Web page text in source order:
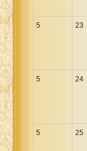
5 23
5 24
5 25